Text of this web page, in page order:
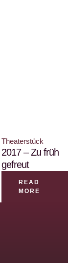
Theaterstück
2017 – Zu früh
gefreut
READ
MORE